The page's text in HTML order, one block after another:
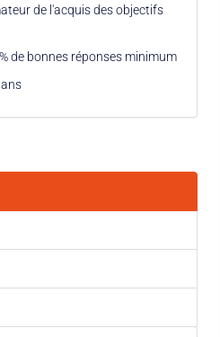
de l'acquis des objectifs
de bonnes réponses minimum